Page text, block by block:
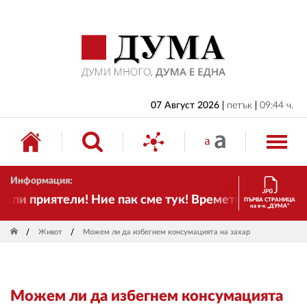
07 Август 2026 петък 09:44 ч.
Информация:
приятели! Ние пак сме тук! Времето се променя и
ПЪРВА СТРАНИЦА
на в-к „ДУМА“
Живот Можем ли да избегнем консумацията на захар
Можем ли да избегнем консумацията
БЪЛГАРИЯ
ИКОНОМИКА
ИЗБОРИ
СВЯТ
ДРУГИ